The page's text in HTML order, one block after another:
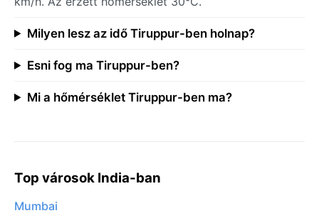
Milyen lesz az idő Tiruppur-ben holnap?
Esni fog ma Tiruppur-ben?
Mi a hőmérséklet Tiruppur-ben ma?
Top városok India-ban
Mumbai